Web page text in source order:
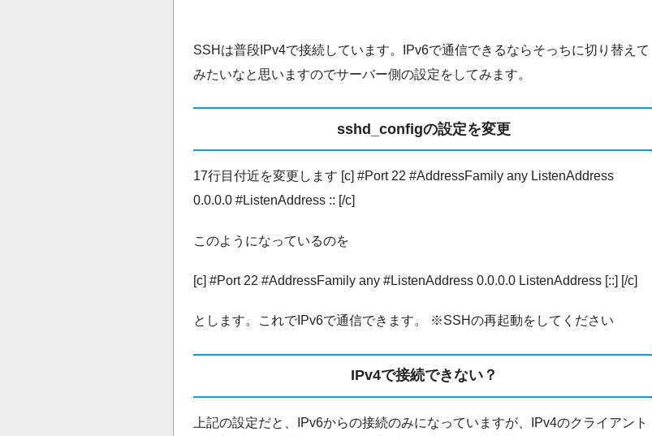
SSHは普段IPv4で接続しています。IPv6で通信できるならそっちに切り替えて
みたいなと思いますのでサーバー側の設定をしてみます。
sshd_configの設定を変更
17行目付近を変更します [c] #Port 22 #AddressFamily any ListenAddress
0.0.0.0 #ListenAddress :: [/c]
このようになっているのを
[c] #Port 22 #AddressFamily any #ListenAddress 0.0.0.0 ListenAddress [::] [/c]
とします。これでIPv6で通信できます。 ※SSHの再起動をしてください
IPv4で接続できない？
上記の設定だと、IPv6からの接続のみになっていますが、IPv4のクライアント